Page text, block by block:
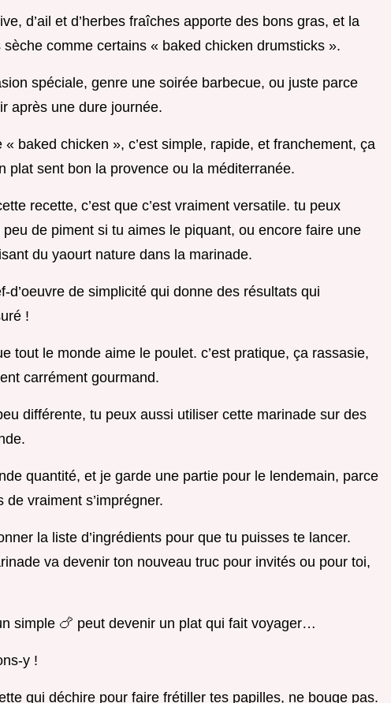
d’ail et d’herbes fraîches apporte des bons gras, et la
comme certains « baked chicken drumsticks ».
spéciale, genre une soirée barbecue, ou juste parce
après une dure journée.
« baked chicken », c’est simple, rapide, et franchement, ça
plat sent bon la provence ou la méditerranée.
recette, c’est que c’est vraiment versatile. tu peux
de piment si tu aimes le piquant, ou encore faire une
du yaourt nature dans la marinade.
d’oeuvre de simplicité qui donne des résultats qui
!
tout le monde aime le poulet. c’est pratique, ça rassasie,
carrément gourmand.
différente, tu peux aussi utiliser cette marinade sur des
quantité, et je garde une partie pour le lendemain, parce
vraiment s’imprégner.
la liste d’ingrédients pour que tu puisses te lancer.
va devenir ton nouveau truc pour invités ou pour toi,
simple 🍗 peut devenir un plat qui fait voyager…
y !
qui déchire pour faire frétiller tes papilles, ne bouge pas.